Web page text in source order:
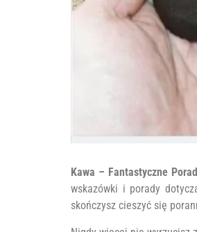
Kawa – Fantastyczne
wskazówki i porady
skończysz cieszyć się